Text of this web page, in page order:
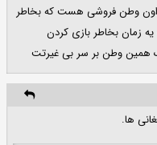
اون وطن فروشی هست که بخاطر
زمان بخاطر بازی کردن
همین وطن بر سر بی غیرتت
ها.